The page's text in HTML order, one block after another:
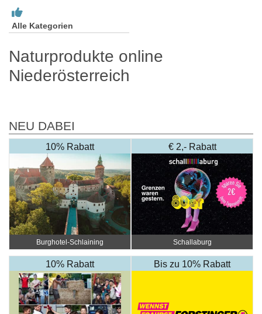
Alle Kategorien
Naturprodukte online
Niederösterreich
NEU DABEI
10% Rabatt
Burghotel-Schlaining
€ 2,- Rabatt
Schallaburg
10% Rabatt Bis zu 10% Rabatt